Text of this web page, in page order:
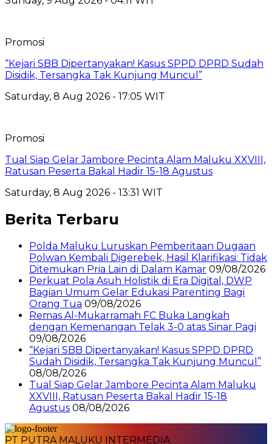
Promosi
“Kejari SBB Dipertanyakan! Kasus SPPD DPRD Sudah
Disidik, Tersangka Tak Kunjung Muncul”
Saturday, 8 Aug 2026 - 17:05 WIT
Promosi
Tual Siap Gelar Jambore Pecinta Alam Maluku XXVIII,
Ratusan Peserta Bakal Hadir 15-18 Agustus
Saturday, 8 Aug 2026 - 13:31 WIT
Berita Terbaru
Polda Maluku Luruskan Pemberitaan Dugaan
Polwan Kembali Digerebek, Hasil Klarifikasi: Tidak
Ditemukan Pria Lain di Dalam Kamar 09/08/2026
Perkuat Pola Asuh Holistik di Era Digital, DWP
Bagian Umum Gelar Edukasi Parenting Bagi
Orang Tua 09/08/2026
Remas Al-Mukarramah FC Buka Langkah
dengan Kemenangan Telak 3-0 atas Sinar Pagi
09/08/2026
“Kejari SBB Dipertanyakan! Kasus SPPD DPRD
Sudah Disidik, Tersangka Tak Kunjung Muncul”
08/08/2026
Tual Siap Gelar Jambore Pecinta Alam Maluku
XXVIII, Ratusan Peserta Bakal Hadir 15-18
Agustus 08/08/2026
PT PUTRA MALUKU INTERMEDIA